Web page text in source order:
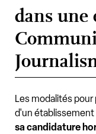
dans une
Les modalités
d'un établissement
sa candidature